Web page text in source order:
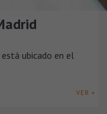
ubicado en el
VER +